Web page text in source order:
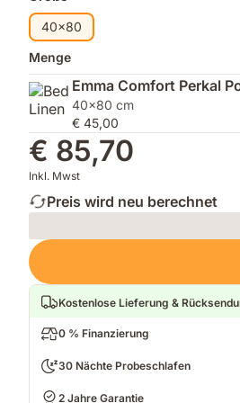
40x80
Menge
Emma Comfort Perkal
40x80 cm
€ 45,00
€ 85,70
Inkl. Mwst
Preis wird neu berechnet
Loading
Kostenlose Lieferung &
0 % Finanzierung
30 Nächte Probeschlafen
2 Jahre Garantie